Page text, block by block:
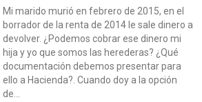
Mi marido murió en febrero de 2015, en el
borrador de la renta de 2014 le sale dinero a
devolver. ¿Podemos cobrar ese dinero mi
hija y yo que somos las herederas? ¿Qué
documentación debemos presentar para
ello a Hacienda?. Cuando doy a la opción
de...